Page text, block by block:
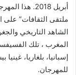
أبريل 2018.
ملتقى الثقافات” على
الشاهد التاريخي
المغرب ، تلك
إسبانيا، بلغاريا،
للمهرجان.